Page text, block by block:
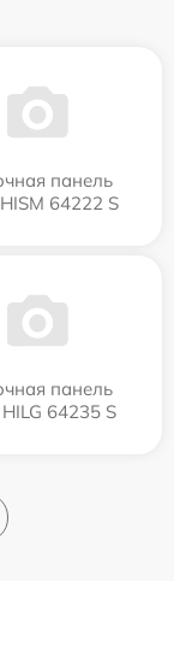
панель
64222 S
панель
64235 S